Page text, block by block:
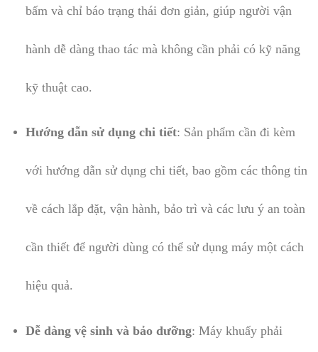
bấm và chỉ báo trạng thái đơn giản, giúp người vận
hành dễ dàng thao tác mà không cần phải có kỹ năng
kỹ thuật cao.
Hướng dẫn sử dụng chi tiết: Sản phẩm cần đi kèm
với hướng dẫn sử dụng chi tiết, bao gồm các thông tin
về cách lắp đặt, vận hành, bảo trì và các lưu ý an toàn
cần thiết để người dùng có thể sử dụng máy một cách
hiệu quả.
Dễ dàng vệ sinh và bảo dưỡng: Máy khuấy phải